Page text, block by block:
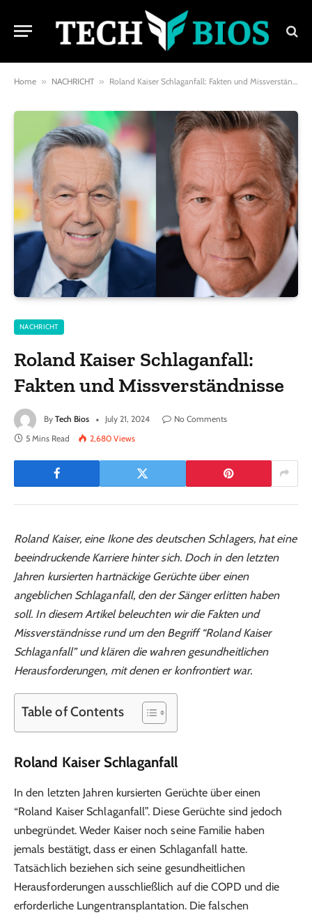
Home » NACHRICHT » Roland Kaiser Schlaganfall: Fakten und Missverständnisse
NACHRICHT
Roland Kaiser Schlaganfall:
Fakten und Missverständnisse
By Tech Bios July 21, 2024
No Comments
5 Mins Read
2,680 Views
Roland Kaiser, eine Ikone des deutschen Schlagers, hat eine
beeindruckende Karriere hinter sich. Doch in den letzten
Jahren kursierten hartnäckige Gerüchte über einen
angeblichen Schlaganfall, den der Sänger erlitten haben
soll. In diesem Artikel beleuchten wir die Fakten und
Missverständnisse rund um den Begriff “Roland Kaiser
Schlaganfall” und klären die wahren gesundheitlichen
Herausforderungen, mit denen er konfrontiert war.
Table of Contents
Roland Kaiser Schlaganfall
In den letzten Jahren kursierten Gerüchte über einen
“Roland Kaiser Schlaganfall”. Diese Gerüchte sind jedoch
unbegründet. Weder Kaiser noch seine Familie haben
jemals bestätigt, dass er einen Schlaganfall hatte.
Tatsächlich beziehen sich seine gesundheitlichen
Herausforderungen ausschließlich auf die COPD und die
erforderliche Lungentransplantation. Die falschen